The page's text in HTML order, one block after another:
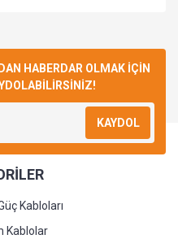
HABERDAR OLMAK İÇİN
KAYDOL
Kabloları
Kablolar